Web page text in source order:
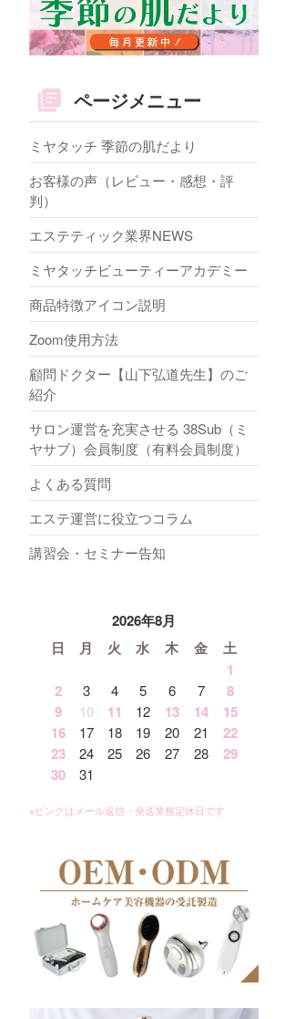
ページメニュー
ミヤタッチ 季節の肌だより
お客様の声（レビュー・感想・評
判）
エステティック業界NEWS
ミヤタッチビューティーアカデミー
商品特徴アイコン説明
Zoom使用方法
顧問ドクター【山下弘道先生】のご
紹介
サロン運営を充実させる 38Sub（ミ
ヤサブ）会員制度（有料会員制度）
よくある質問
エステ運営に役立つコラム
講習会・セミナー告知
2026年8月
日
月 火 水 木 金
土
1
2
3 4 5 6 7
8
9
10 11 12 13 14
15
16
17 18 19 20 21
22
23
24 25 26 27 28
29
30
31